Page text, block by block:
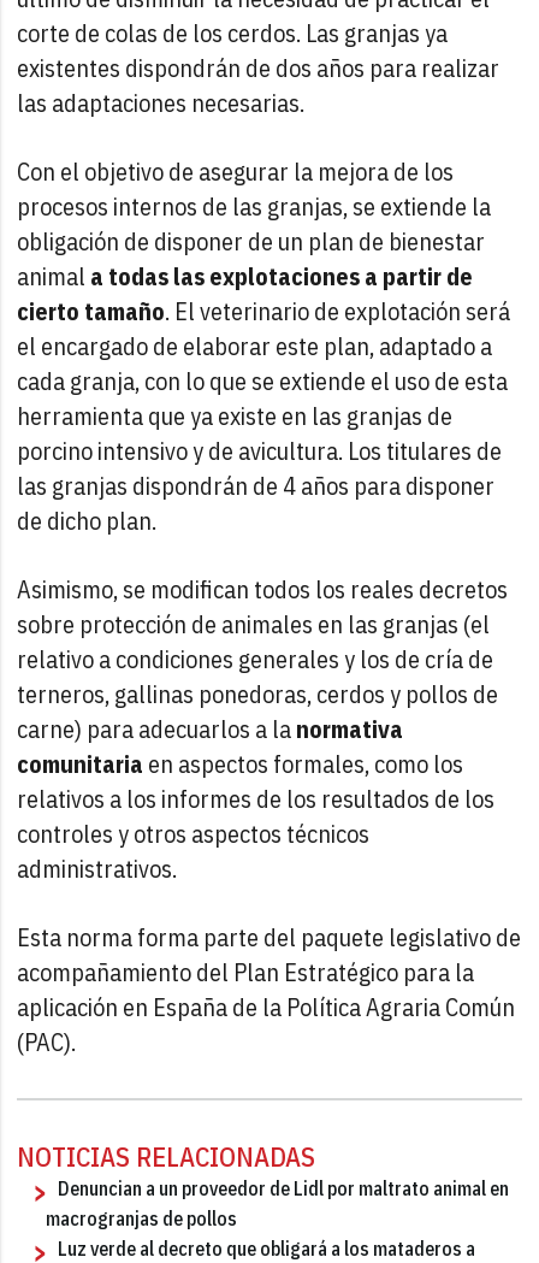
corte de colas de los cerdos. Las granjas ya
existentes dispondrán de dos años para realizar
las adaptaciones necesarias.
Con el objetivo de asegurar la mejora de los
procesos internos de las granjas, se extiende la
obligación de disponer de un plan de bienestar
animal a todas las explotaciones a partir de
cierto tamaño. El veterinario de explotación será
el encargado de elaborar este plan, adaptado a
cada granja, con lo que se extiende el uso de esta
herramienta que ya existe en las granjas de
porcino intensivo y de avicultura. Los titulares de
las granjas dispondrán de 4 años para disponer
de dicho plan.
Asimismo, se modifican todos los reales decretos
sobre protección de animales en las granjas (el
relativo a condiciones generales y los de cría de
terneros, gallinas ponedoras, cerdos y pollos de
carne) para adecuarlos a lanormativa
comunitaria en aspectos formales, como los
relativos a los informes de los resultados de los
controles y otros aspectos técnicos
administrativos.
Esta norma forma parte del paquete legislativo de
acompañamiento del Plan Estratégico para la
aplicación en España de la Política Agraria Común
(PAC).
NOTICIAS RELACIONADAS
Denuncian a un proveedor de Lidl por maltrato animal en
macrogranjas de pollos
Luz verde al decreto que obligará a los mataderos a